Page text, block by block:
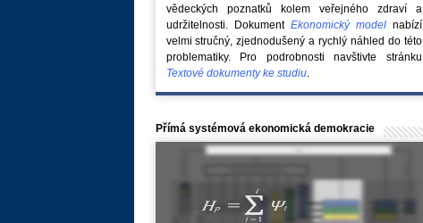
vědeckých poznatků kolem veřejného zdraví a
udržitelnosti. Dokument Ekonomický modelnabízí
velmi stručný, zjednodušený a rychlý náhled do této
problematiky. Pro podrobnosti navštivte stránku
Textové dokumenty ke studiu.
Přímá systémová ekonomická demokracie